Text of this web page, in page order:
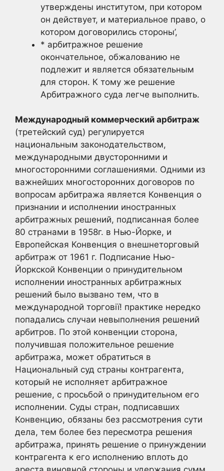
утверждены институтом, при котором
он действует, и материальное право, о
котором договорились стороны’,
* арбитражное решение
окончательное, обжалованию не
подлежит и является обязательным
для сторон. К тому же решение
Арбитражного суда легче выполнить.
Международный коммерческий арбитраж
(третейский суд) регулируется
национальным законодательством,
международными двусторонними и
многосторонними соглашениями. Одними из
важнейших многосторонних договоров по
вопросам арбитража является Конвенция о
признании и исполнении иностранных
арбитражных решений, подписанная более
80 странами в 1958г. в Нью-Йорке, и
Европейская Конвенция о внешнеторговый
арбитраж от 1961 г. Подписание Нью-
Йоркской Конвенции о принудительном
исполнении иностранных арбитражных
решений было вызвано тем, что в
международной торговії! практике нередко
попадались случаи невыполнения решений
арбитров. По этой конвенции сторона,
получившая положительное решение
арбитража, может обратиться в
Национальный суд страны контрагента,
который не исполняет арбитражное
решение, с просьбой о принудительном его
исполнении. Суды стран, подписавших
Конвенцию, обязаны без рассмотрения сути
дела, тем более без пересмотра решения
арбитража, принять решение о принуждении
контрагента к его исполнению вплоть до